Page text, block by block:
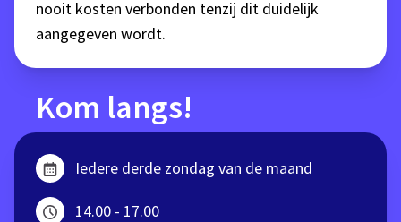
nooit kosten verbonden tenzij dit duidelijk
aangegeven wordt.
Kom langs!
Iedere derde zondag van de maand
14.00 - 17.00